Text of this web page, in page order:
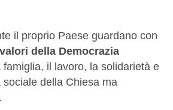
il proprio Paese guardano con
della Democrazia
il lavoro, la solidarietà e
della Chiesa ma